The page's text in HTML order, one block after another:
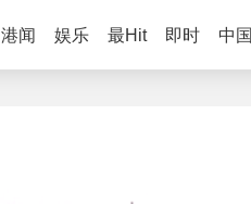
港闻 娱乐 最Hit 即时 中国